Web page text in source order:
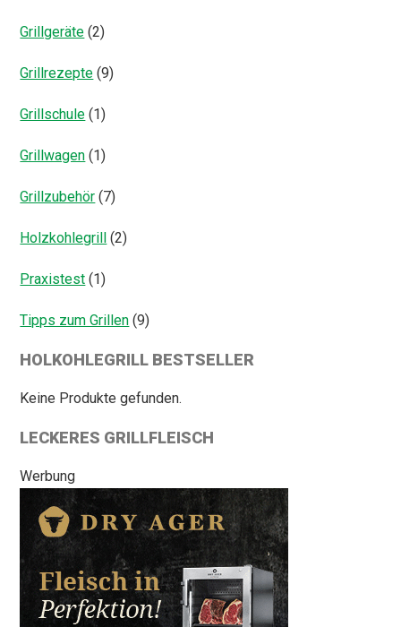
Grillgeräte (2)
Grillrezepte (9)
Grillschule (1)
Grillwagen (1)
Grillzubehör (7)
Holzkohlegrill (2)
Praxistest (1)
Tipps zum Grillen (9)
HOLKOHLEGRILL BESTSELLER
Keine Produkte gefunden.
LECKERES GRILLFLEISCH
Werbung